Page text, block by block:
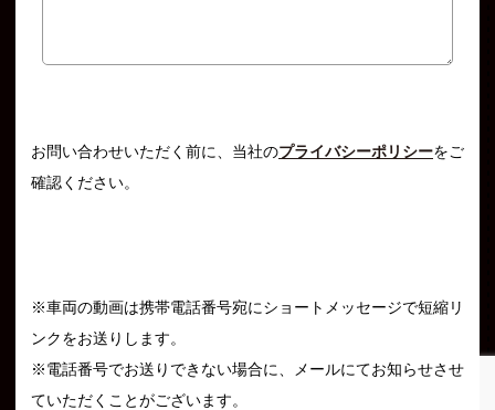
お問い合わせいただく前に、当社のプライバシーポリシーをご
確認ください。
※車両の動画は携帯電話番号宛にショートメッセージで短縮リ
ンクをお送りします。
※電話番号でお送りできない場合に、メールにてお知らせさせ
ていただくことがございます。